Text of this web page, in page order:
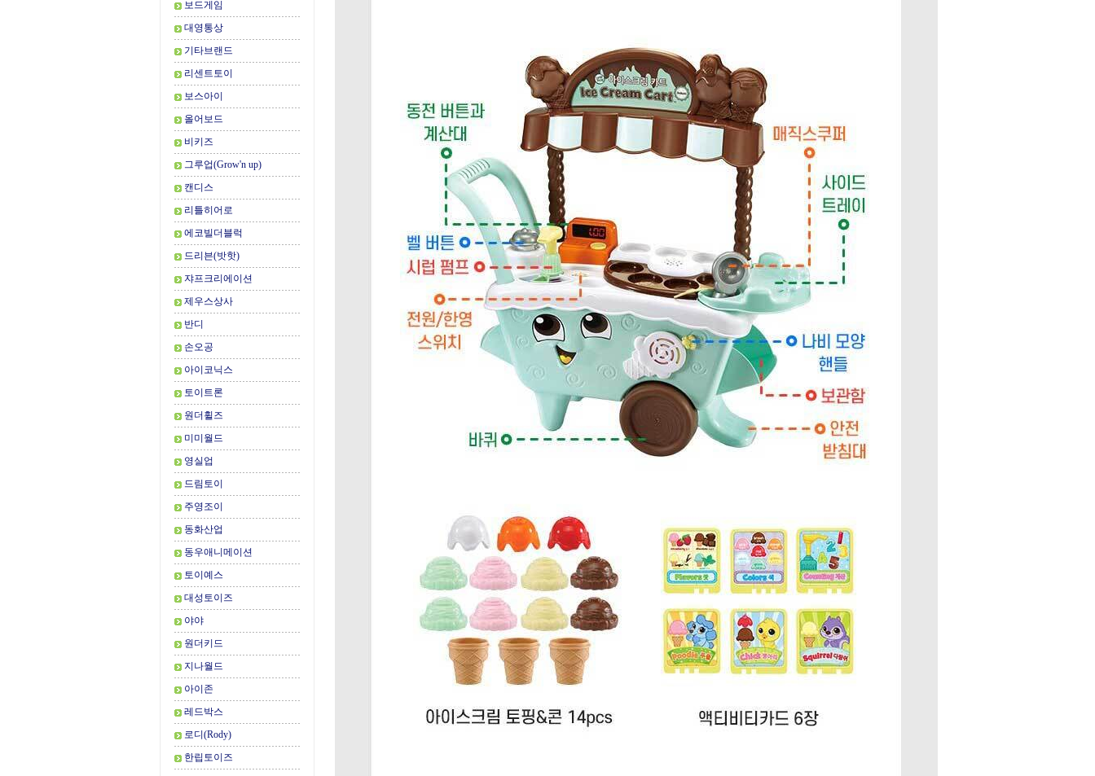
보드게임
대영통상
기타브랜드
리센트토이
보스아이
올어보드
비키즈
그루업(Grow'n up)
캔디스
리틀히어로
에코빌더블럭
드리븐(밧핫)
쟈프크리에이션
제우스상사
반디
손오공
아이코닉스
토이트론
원더휠즈
미미월드
영실업
드림토이
주영조이
동화산업
동우애니메이션
토이예스
대성토이즈
야야
원더키드
지나월드
아이존
레드박스
로디(Rody)
한립토이즈